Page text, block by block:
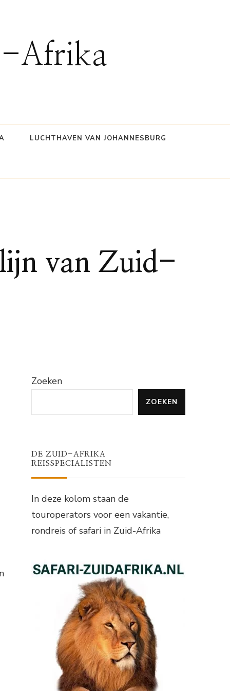
Afrika
LUCHTHAVEN VAN JOHANNESBURG
van Zuid-
Zoeken
ZOEKEN
DE ZUID-AFRIKA
REISSPECIALISTEN
In deze kolom staan de
touroperators voor een vakantie,
rondreis of safari in Zuid-Afrika